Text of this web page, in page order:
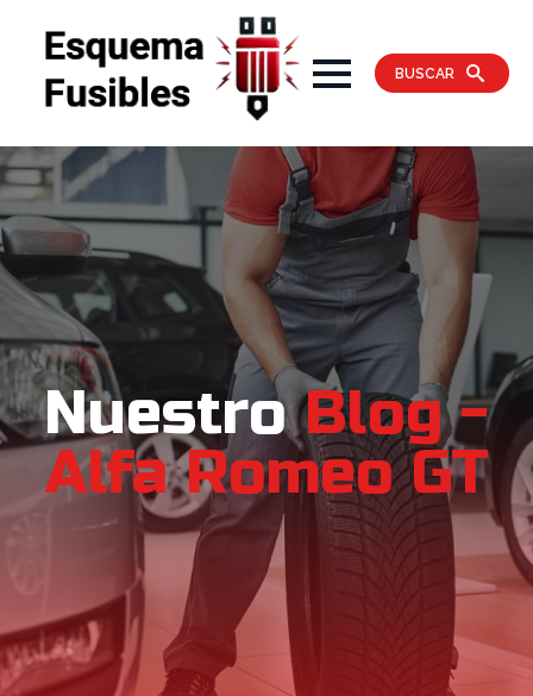
BUSCAR
Nuestro Blog -
Alfa Romeo GT